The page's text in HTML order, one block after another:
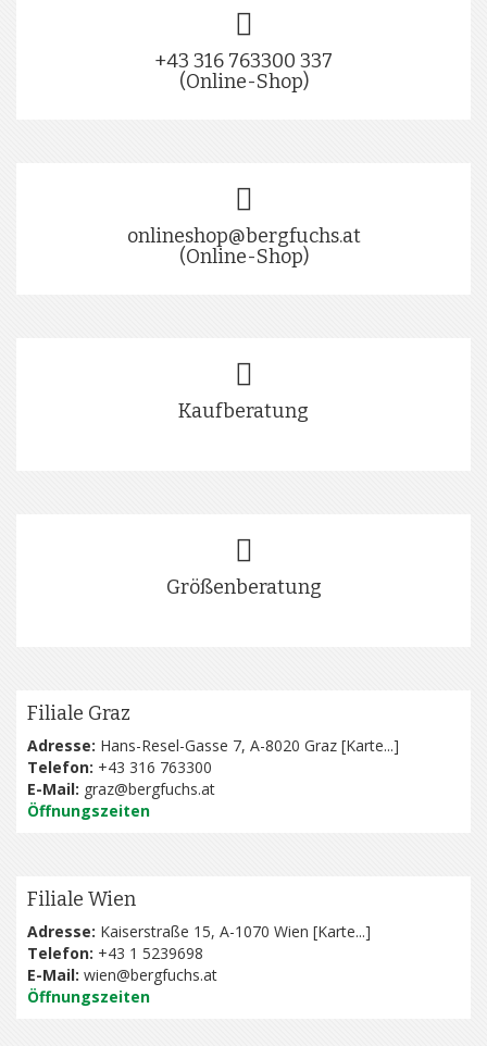
+43 316 763300 337
(Online-Shop)
onlineshop@bergfuchs.at
(Online-Shop)
Kaufberatung
Größenberatung
Filiale Graz
Adresse: Hans-Resel-Gasse 7, A-8020 Graz [Karte...]
Telefon: +43 316 763300
E-Mail: graz@bergfuchs.at
Öffnungszeiten
Filiale Wien
Adresse: Kaiserstraße 15, A-1070 Wien [Karte...]
Telefon: +43 1 5239698
E-Mail: wien@bergfuchs.at
Öffnungszeiten